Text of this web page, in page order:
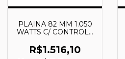
PLAINA 82 MM 1.050
WATTS C/ CONTROLE
KP0810C - MAKITA
R$1.516,10